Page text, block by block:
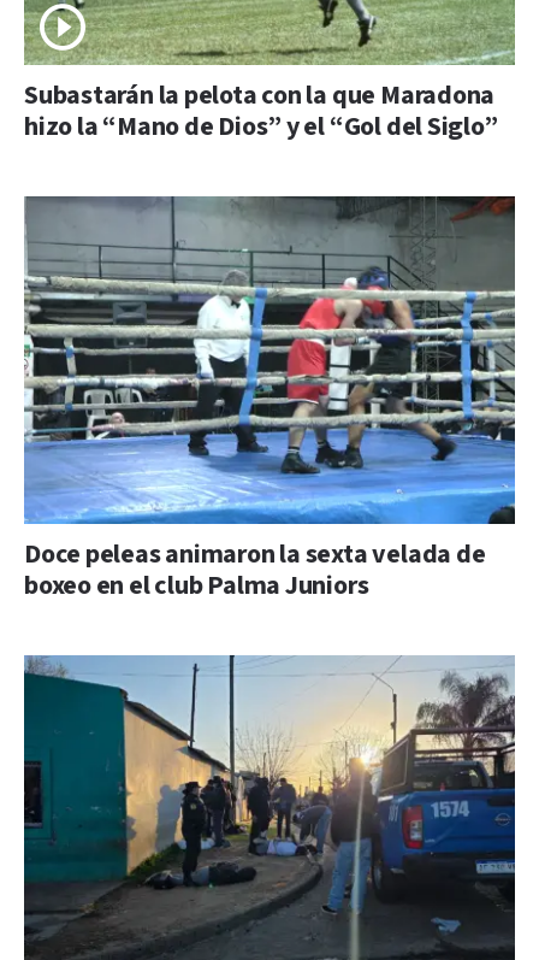
Subastarán la pelota con la que Maradona
hizo la “Mano de Dios” y el “Gol del Siglo”
Doce peleas animaron la sexta velada de
boxeo en el club Palma Juniors